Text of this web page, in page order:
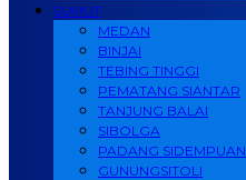
SUMUT
MEDAN
BINJAI
TEBING TINGGI
PEMATANG SIANTAR
TANJUNG BALAI
SIBOLGA
PADANG SIDEMPUAN
GUNUNGSITOLI